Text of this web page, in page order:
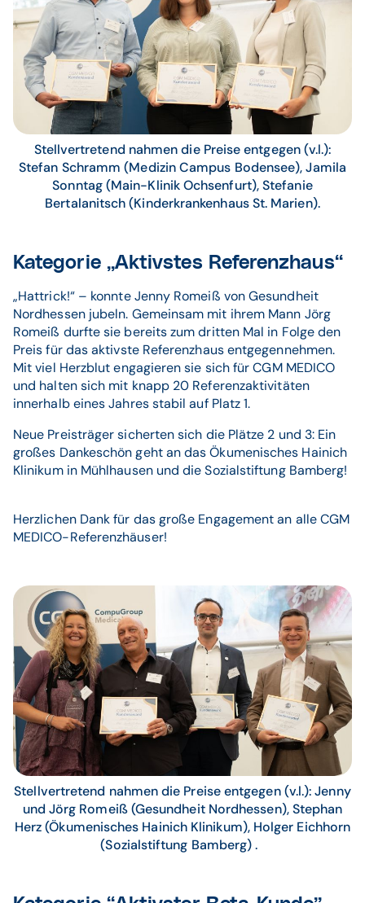
Stellvertretend nahmen die Preise entgegen (v.l.):
Stefan Schramm (Medizin Campus Bodensee), Jamila
Sonntag (Main-Klinik Ochsenfurt), Stefanie
Bertalanitsch (Kinderkrankenhaus St. Marien).
Kategorie „Aktivstes Referenzhaus“
„Hattrick!“ – konnte Jenny Romeiß von Gesundheit
Nordhessen jubeln. Gemeinsam mit ihrem Mann Jörg
Romeiß durfte sie bereits zum dritten Mal in Folge den
Preis für das aktivste Referenzhaus entgegennehmen.
Mit viel Herzblut engagieren sie sich für CGM MEDICO
und halten sich mit knapp 20 Referenzaktivitäten
innerhalb eines Jahres stabil auf Platz 1.
Neue Preisträger sicherten sich die Plätze 2 und 3: Ein
großes Dankeschön geht an das Ökumenisches Hainich
Klinikum in Mühlhausen und die Sozialstiftung Bamberg!
Herzlichen Dank für das große Engagement an alle CGM
MEDICO-Referenzhäuser!
Stellvertretend nahmen die Preise entgegen (v.l.): Jenny
und Jörg Romeiß (Gesundheit Nordhessen), Stephan
Herz (Ökumenisches Hainich Klinikum), Holger Eichhorn
(Sozialstiftung Bamberg) .